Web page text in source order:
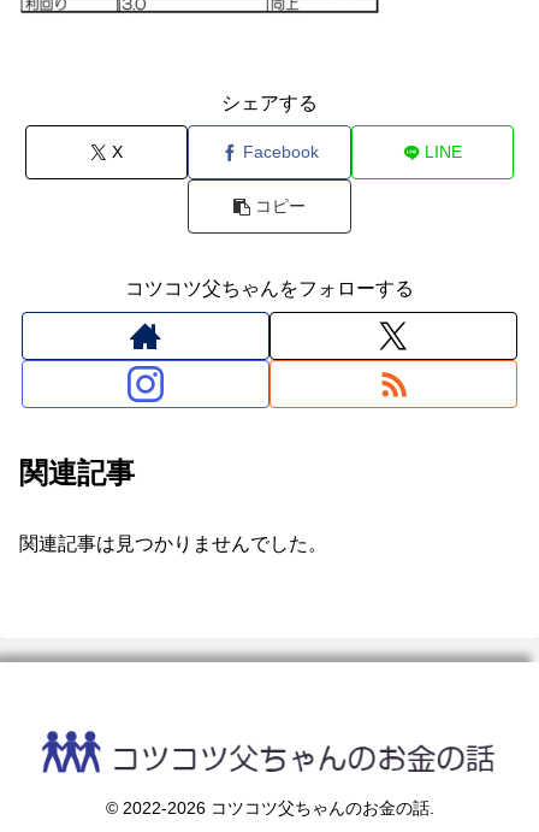
シェアする
X Facebook LINE
コピー
コツコツ父ちゃんをフォローする
関連記事
関連記事は見つかりませんでした。
© 2022-2026 コツコツ父ちゃんのお金の話.